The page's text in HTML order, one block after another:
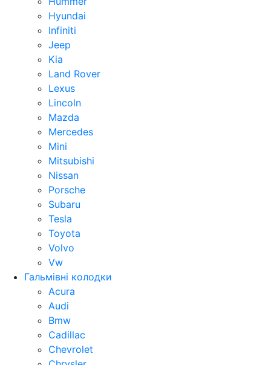
Hyundai
Infiniti
Jeep
Kia
Land Rover
Lexus
Lincoln
Mazda
Mercedes
Mini
Mitsubishi
Nissan
Porsche
Subaru
Tesla
Toyota
Volvo
Vw
Гальмівні колодки
Acura
Audi
Bmw
Cadillac
Chevrolet